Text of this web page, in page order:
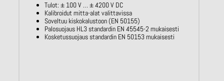
Tulot: ± 100 V … ± 4200 V DC
Kalibroidut mitta-alat valittavissa
Soveltuu kiskokalustoon (EN 50155)
Palosuojaus HL3 standardin EN 45545-2 mukaisesti
Kosketussuojaus standardin EN 50153 mukaisesti